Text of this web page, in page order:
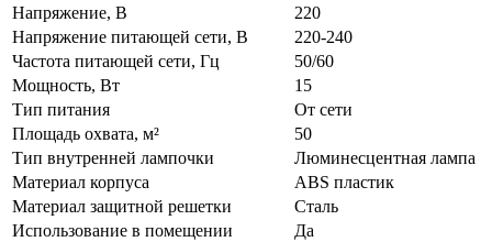
Напряжение, В
220
Напряжение питающей сети, В
220-240
Частота питающей сети, Гц
50/60
Мощность, Вт
15
Тип питания
От сети
Площадь охвата, м²
50
Тип внутренней лампочки
Люминесцентная лампа
Материал корпуса
ABS пластик
Материал защитной решетки
Сталь
Использование в помещении
Да